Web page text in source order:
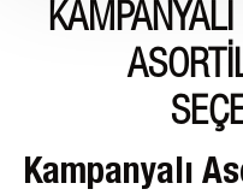
Kampanyalı